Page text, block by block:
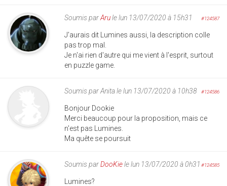
Soumis parArule lun 13/07/2020 à 15h31 #124587
J'aurais dit Lumines aussi, la description colle
pas trop mal.
Je n'ai rien d'autre qui me vient à l'esprit, surtout
en puzzle game.
Soumis parAnitale lun 13/07/2020 à 10h38 #124586
Bonjour Dookie
Merci beaucoup pour la proposition, mais ce
n'est pas Lumines.
Ma quête se poursuit
Soumis parDooKiele lun 13/07/2020 à 0h31 #124585
Lumines?